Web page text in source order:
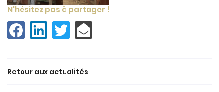
N'hésitez pas à partager !
Retour aux actualités